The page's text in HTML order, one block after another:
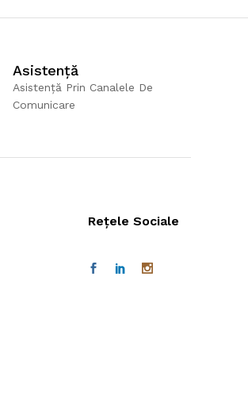
Asistență
Asistență Prin Canalele De
Comunicare
Rețele Sociale